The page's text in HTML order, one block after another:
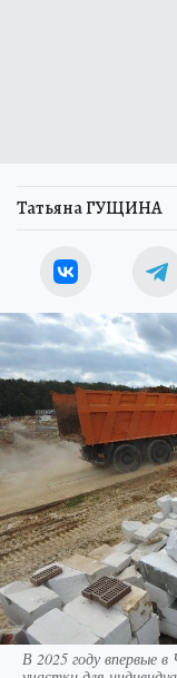
Татьяна ГУЩИНА
В 2025 году впервые